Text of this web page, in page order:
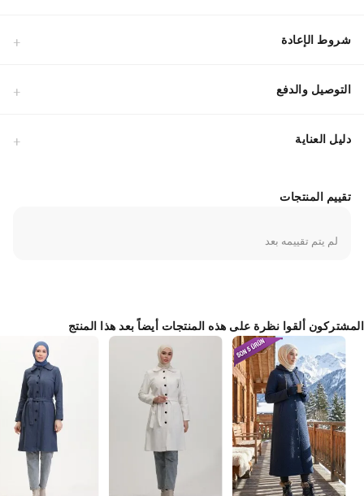
شروط الإعادة
التوصيل والدفع
دليل العناية
تقييم المنتجات
لم يتم تقييمه بعد
المشتركون ألقوا نظرة على هذه المنتجات أيضاً بعد هذا المنتج